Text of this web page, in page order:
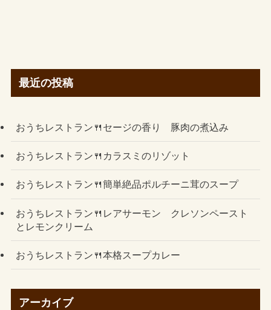
最近の投稿
おうちレストラン🍴セージの香り 豚肉の煮込み
おうちレストラン🍴カラスミのリゾット
おうちレストラン🍴簡単絶品ポルチーニ茸のスープ
おうちレストラン🍴レアサーモン クレソンペースト
とレモンクリーム
おうちレストラン🍴本格スープカレー
アーカイブ